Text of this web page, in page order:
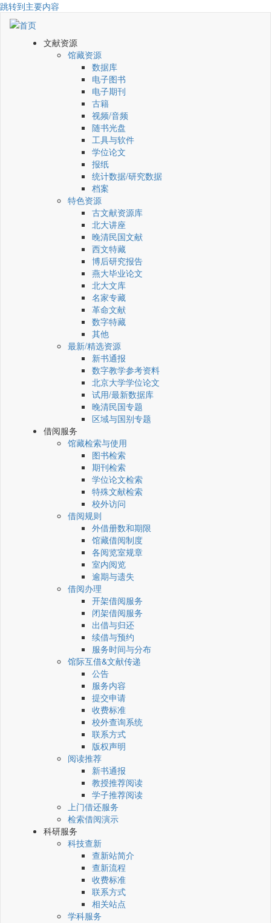
跳转到主要内容
文献资源
馆藏资源
数据库
电子图书
电子期刊
古籍
视频/音频
随书光盘
工具与软件
学位论文
报纸
统计数据/研究数据
档案
特色资源
古文献资源库
北大讲座
晚清民国文献
西文特藏
博后研究报告
燕大毕业论文
北大文库
名家专藏
革命文献
数字特藏
其他
最新/精选资源
新书通报
数字教学参考资料
北京大学学位论文
试用/最新数据库
晚清民国专题
区域与国别专题
借阅服务
馆藏检索与使用
图书检索
期刊检索
学位论文检索
特殊文献检索
校外访问
借阅规则
外借册数和期限
馆藏借阅制度
各阅览室规章
室内阅览
逾期与遗失
借阅办理
开架借阅服务
闭架借阅服务
出借与归还
续借与预约
服务时间与分布
馆际互借&文献传递
公告
服务内容
提交申请
收费标准
校外查询系统
联系方式
版权声明
阅读推荐
新书通报
教授推荐阅读
学子推荐阅读
上门借还服务
检索借阅演示
科研服务
科技查新
查新站简介
查新流程
收费标准
联系方式
相关站点
学科服务